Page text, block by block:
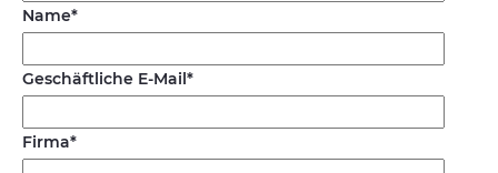
Name*
Geschäftliche E-Mail*
Firma*